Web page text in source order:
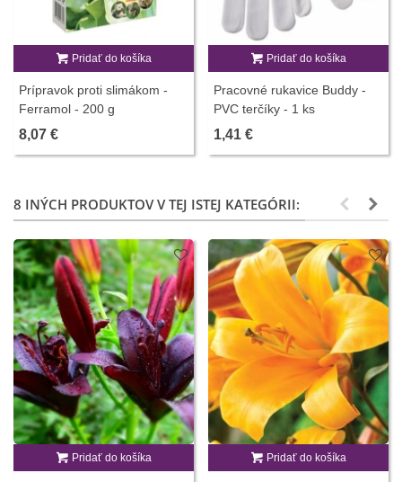
Pridať do košíka
Prípravok proti slimákom -
Ferramol - 200 g
8,07 €
Pridať do košíka
Pracovné rukavice Buddy -
PVC terčíky - 1 ks
1,41 €
8 INÝCH PRODUKTOV V TEJ ISTEJ KATEGÓRII:
Pridať do košíka Pridať do košíka